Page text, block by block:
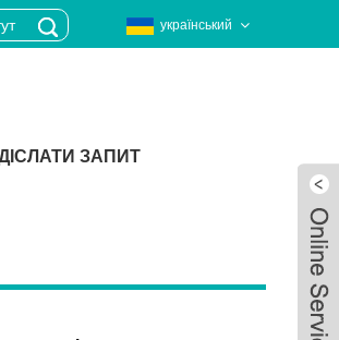
український
ЗАПИТ